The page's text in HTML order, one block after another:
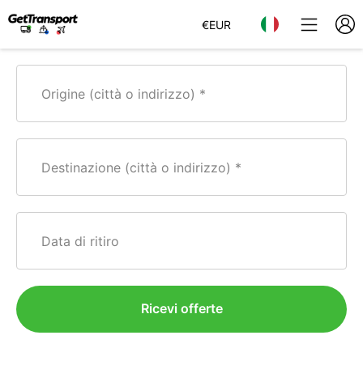
€EUR
Origine (città o indirizzo)
Destinazione (città o indirizzo)
Data di ritiro
Ricevi offerte